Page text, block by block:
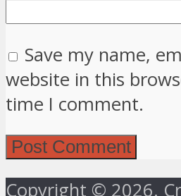
Save my name,
website in this
time I comment.
Copyright © 2026.